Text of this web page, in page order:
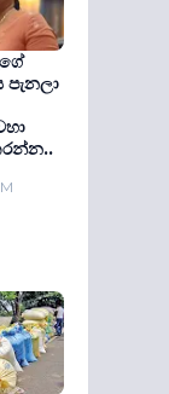
පැනලා